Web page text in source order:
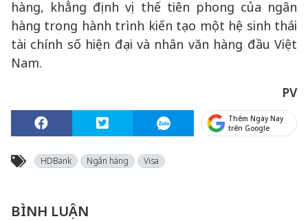
hàng, khẳng định vị thế tiên phong của ngân
hàng trong hành trình kiến tạo một hệ sinh thái
tài chính số hiện đại và nhân văn hàng đầu Việt
Nam.
PV
Thêm Ngày Nay
trên Google
HDBank Ngân hàng Visa
BÌNH LUẬN